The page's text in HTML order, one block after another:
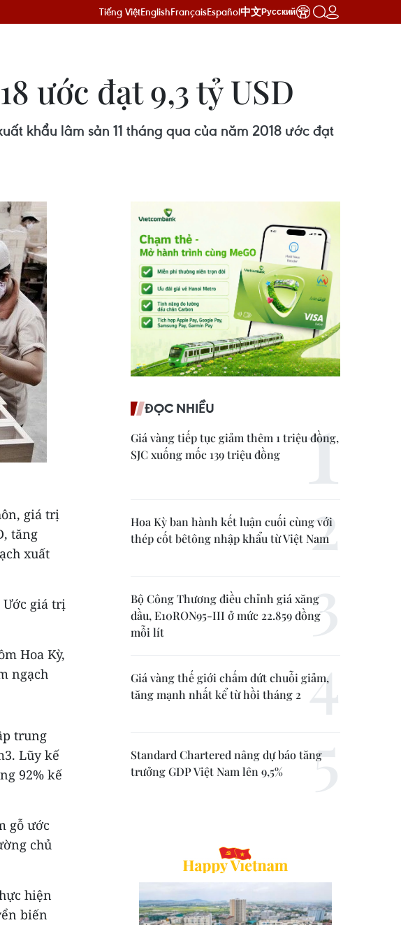
Tiếng ViệtEnglishFrançaisEspañol中文Русский
ước đạt 9,3 tỷ USD
khẩu lâm sản 11 tháng qua của năm 2018 ước đạt
giá trị
tăng
xuất
Ước giá trị
Hoa Kỳ,
ngạch
trung
Lũy kế
92% kế
gỗ ước
chủ
hiện
biến
ĐỌC NHIỀU
Giá vàng tiếp tục giảm thêm 1 triệu đồng,
SJC xuống mốc 139 triệu đồng
Hoa Kỳ ban hành kết luận cuối cùng với
thép cốt bêtông nhập khẩu từ Việt Nam
Bộ Công Thương điều chỉnh giá xăng
dầu, E10RON95-III ở mức 22.859 đồng
mỗi lít
Giá vàng thế giới chấm dứt chuỗi giảm,
tăng mạnh nhất kể từ hồi tháng 2
Standard Chartered nâng dự báo tăng
trưởng GDP Việt Nam lên 9,5%